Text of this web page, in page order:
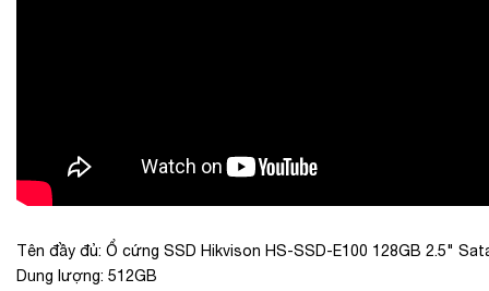
Tên đầy đủ: Ổ cứng SSD Hikvison HS-SSD-E100 128GB 2.5"
Dung lượng: 512GB